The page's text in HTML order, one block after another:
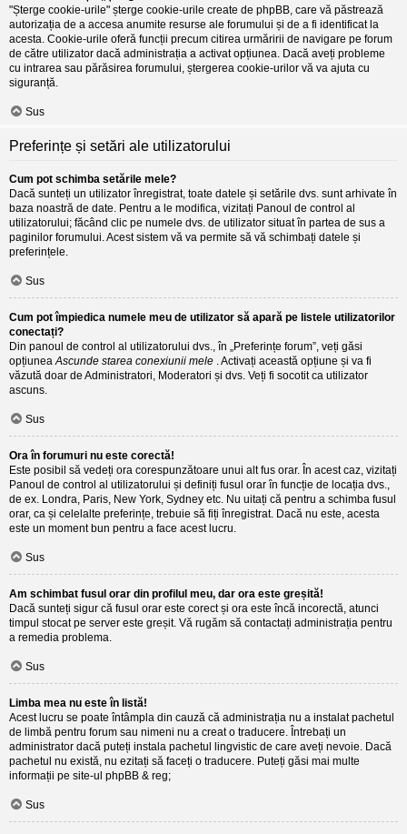
"Șterge cookie-urile" șterge cookie-urile create de phpBB, care vă păstrează
autorizația de a accesa anumite resurse ale forumului și de a fi identificat la
acesta. Cookie-urile oferă funcții precum citirea urmăririi de navigare pe forum
de către utilizator dacă administrația a activat opțiunea. Dacă aveți probleme
cu intrarea sau părăsirea forumului, ștergerea cookie-urilor vă va ajuta cu
siguranță.
Sus
Preferințe și setări ale utilizatorului
Cum pot schimba setările mele?
Dacă sunteți un utilizator înregistrat, toate datele și setările dvs. sunt arhivate în
baza noastră de date. Pentru a le modifica, vizitați Panoul de control al
utilizatorului; făcând clic pe numele dvs. de utilizator situat în partea de sus a
paginilor forumului. Acest sistem vă va permite să vă schimbați datele și
preferințele.
Sus
Cum pot împiedica numele meu de utilizator să apară pe listele utilizatorilor
conectați?
Din panoul de control al utilizatorului dvs., în „Preferințe forum”, veți găsi
opțiuneaAscunde starea conexiunii mele . Activați această opțiune și va fi
văzută doar de Administratori, Moderatori și dvs. Veți fi socotit ca utilizator
ascuns.
Sus
Ora în forumuri nu este corectă!
Este posibil să vedeți ora corespunzătoare unui alt fus orar. În acest caz, vizitați
Panoul de control al utilizatorului și definiți fusul orar în funcție de locația dvs.,
de ex. Londra, Paris, New York, Sydney etc. Nu uitați că pentru a schimba fusul
orar, ca și celelalte preferințe, trebuie să fiți înregistrat. Dacă nu este, acesta
este un moment bun pentru a face acest lucru.
Sus
Am schimbat fusul orar din profilul meu, dar ora este greșită!
Dacă sunteți sigur că fusul orar este corect și ora este încă incorectă, atunci
timpul stocat pe server este greșit. Vă rugăm să contactați administrația pentru
a remedia problema.
Sus
Limba mea nu este în listă!
Acest lucru se poate întâmpla din cauză că administrația nu a instalat pachetul
de limbă pentru forum sau nimeni nu a creat o traducere. Întrebați un
administrator dacă puteți instala pachetul lingvistic de care aveți nevoie. Dacă
pachetul nu există, nu ezitați să faceți o traducere. Puteți găsi mai multe
informații pe site-ul phpBB & reg;
Sus